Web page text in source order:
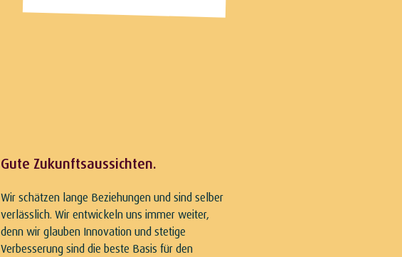
Gute Zukunftsaussichten.
Wir schätzen lange Beziehungen und sind selber
verlässlich. Wir entwickeln uns immer weiter,
denn wir glauben Innovation und stetige
Verbesserung sind die beste Basis für den